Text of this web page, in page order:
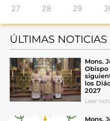
27 28 29
ÚLTIMAS NOTICIAS
Mons.
Obispo
los
2027
Leer
Mons.